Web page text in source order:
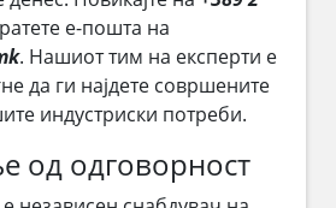
е-пошта на
. Нашиот тим на експерти е
да ги најдете совршените
индустриски потреби.
од одговорност